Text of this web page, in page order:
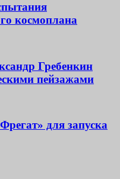
космоплана
Гребенкин
пейзажами
для запуска